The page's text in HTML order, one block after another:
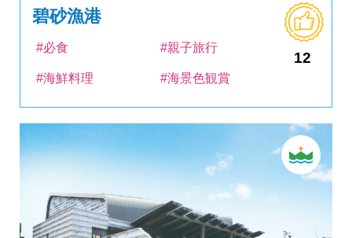
碧砂漁港
12
#必食 #親子旅行
#海鮮料理 #海景色観賞